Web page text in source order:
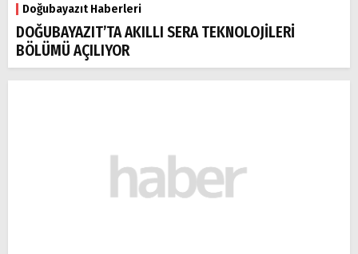
Doğubayazıt Haberleri
DOĞUBAYAZIT’TA AKILLI SERA TEKNOLOJİLERİ
BÖLÜMÜ AÇILIYOR